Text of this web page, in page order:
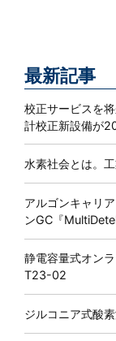
最新記事
校正サービスを
計校正新設備が
水素社会とは。
アルゴンキャリ
ンGC『
静電容量式オン
T23-02
ジルコニア式酸